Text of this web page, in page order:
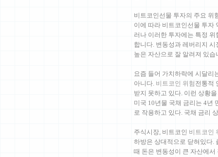
비트코인선물 투자의 주요 위
이에 따라 비트코인선물 투자
러나 이러한 투자에는 특정
합니다. 변동성과 레버리지
높은 자산으로 잘 알려져 있습
요즘 들어 가치하락에 시달리
아니다. 비트코인 위험 전통적
받지 못하고 있다. 이런 상황
미국 10년물 국채 금리는 4년
로 작용하고 있다. 국채 금리
주식시장, 비트코인 비트코인
하방은 상대적으로 닫혀있다.
때 돈은 변동성이 큰 자산에